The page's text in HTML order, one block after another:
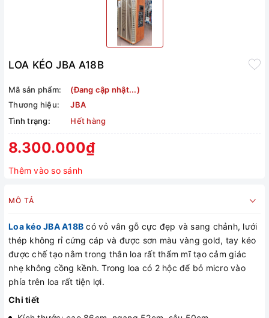
LOA KÉO JBA A18B
Mã sản phẩm:
(Đang cập nhật...)
Thương hiệu:
JBA
Tình trạng:
Hết hàng
8.300.000₫
Thêm vào so sánh
MÔ TẢ
Loa kéo JBA A18B có vỏ vân gỗ cực đẹp và sang chảnh, lưới
thép không rỉ cứng cáp và được sơn màu vàng gold, tay kéo
được chế tạo nằm trong thân loa rất thẩm mĩ tạo cảm giác
nhẹ không cồng kềnh. Trong loa có 2 hộc để bỏ micro vào
phía trên loa rất tiện lợi.
Chi tiết